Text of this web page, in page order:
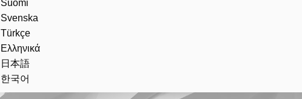
Suomi
Svenska
Türkçe
Ελληνικά
日本語
한국어